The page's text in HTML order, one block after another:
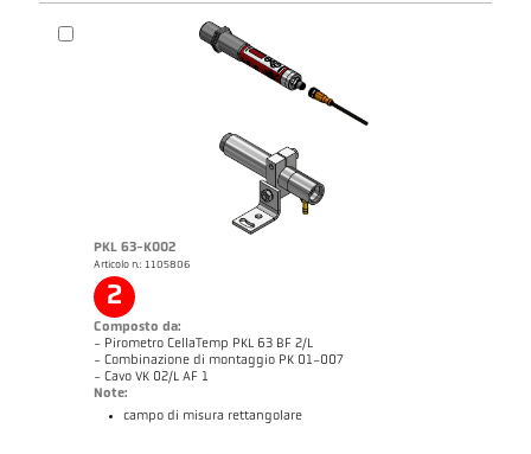
PKL 63-K002
Articolo n.: 1105806
2
Composto da:
- Pirometro CellaTemp PKL 63 BF 2/L
- Combinazione di montaggio PK 01-007
- Cavo VK 02/L AF 1
Note:
campo di misura rettangolare
Catalogo CellaTemp PK PKF PKL